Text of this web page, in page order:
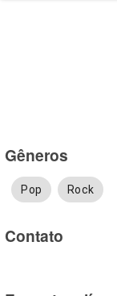
Gêneros
Pop Rock
Contato